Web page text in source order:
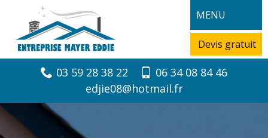
MENU
Devis gratuit
03 59 28 38 22
06 34 08 84 46
edjie08@hotmail.fr